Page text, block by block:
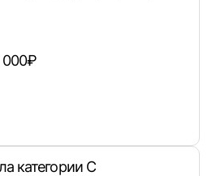
Войти
000₽
категории С